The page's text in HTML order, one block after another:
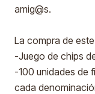
amig@s.
La compra de
-Juego de chips
-100 unidades de
cada